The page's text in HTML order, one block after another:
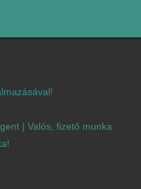
| Valós, fizető munka